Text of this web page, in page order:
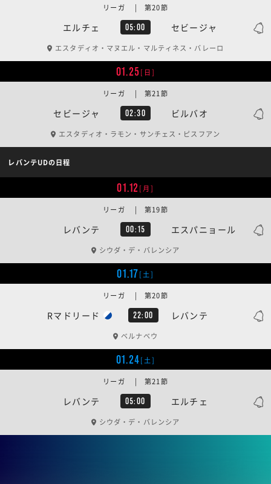
エルチェ 05:00 セビージャ
リーガ | 第20節
エスタディオ・マヌエル・マルティネス・バレーロ
01.25[日]
セビージャ 02:30 ビルバオ
リーガ | 第21節
エスタディオ・ラモン・サンチェス・ピスフアン
レバンテUDの日程
01.12[月]
レバンテ 00:15 エスパニョール
リーガ | 第19節
シウダ・デ・バレンシア
01.17[土]
Rマドリード 22:00 レバンテ
リーガ | 第20節
ベルナベウ
01.24[土]
レバンテ 05:00 エルチェ
リーガ | 第21節
シウダ・デ・バレンシア